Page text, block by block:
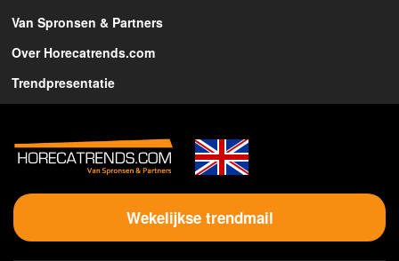
Van Spronsen & Partners
Over Horecatrends.com
Trendpresentatie
Wekelijkse trendmail